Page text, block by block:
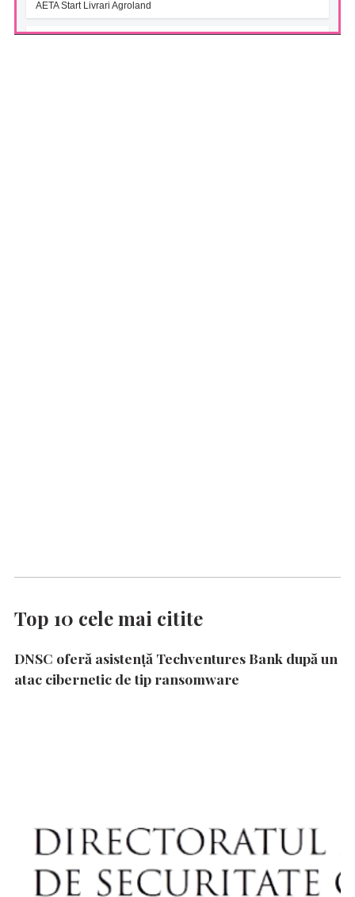
AETA Start Livrari Agroland
Top 10 cele mai citite
DNSC oferă asistență Techventures Bank după un
atac cibernetic de tip ransomware